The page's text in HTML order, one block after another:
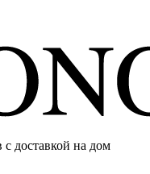
доставкой на дом